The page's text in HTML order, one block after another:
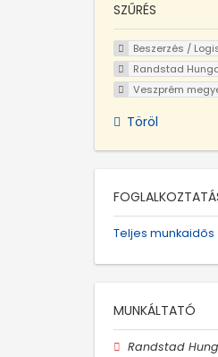
SZŰRÉS
Beszerzés /
Randstad
Veszprém
Töröl
Teljes munkaidős
MUNKÁLTATÓ
Randstad